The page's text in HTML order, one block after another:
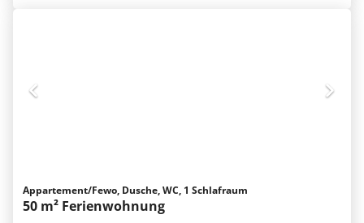
Appartement/Fewo, Dusche, WC, 1 Schlafraum
50 m² Ferienwohnung